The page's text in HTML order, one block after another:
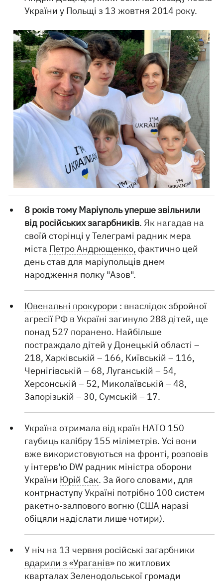
України у Польщі з 13 жовтня 2014 року.
8 років тому Маріуполь уперше звільнили
від російських загарбників. Як нагадав на
своїй сторінці у Телеграмі радник мера
міста Петро Андрющенко, фактично цей
день став для маріупольців днем
народження полку "Азов".
Ювенальні прокурори : внаслідок збройної
агресії РФ в Україні загинуло 288 дітей, ще
понад 527 поранено. Найбільше
постраждало дітей у Донецькій області –
218, Харківській – 166, Київській – 116,
Чернігівській – 68, Луганській – 54,
Херсонській – 52, Миколаївській – 48,
Запорізькій – 30, Сумській – 17.
Україна отримала від країн НАТО 150
гаубиць калібру 155 міліметрів. Усі вони
вже використовуються на фронті, розповів
у інтерв'ю DW радник міністра оборони
України Юрій Сак. За його словами, для
контрнаступу Україні потрібно 100 систем
ракетно-залпового вогню (США наразі
обіцяли надіслати лише чотири).
У ніч на 13 червня російські загарбники
вдарили з «Ураганів» по житлових
кварталах Зеленодольської громади